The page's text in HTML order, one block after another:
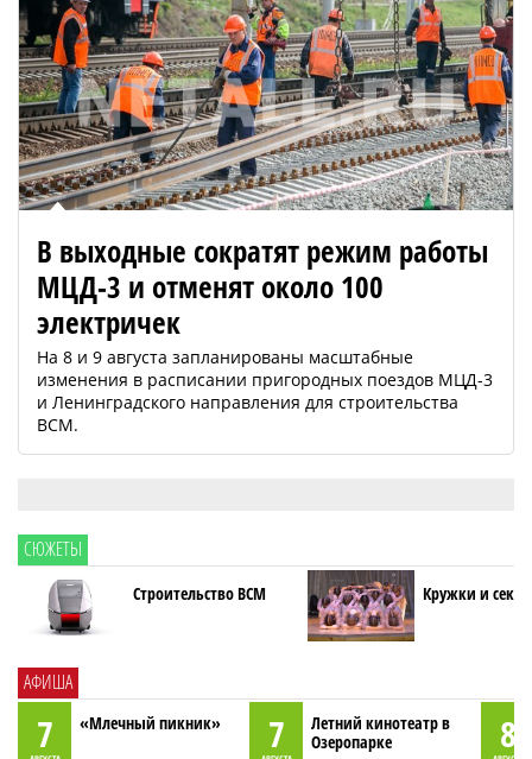
В выходные сократят режим работы
МЦД-3 и отменят около 100
электричек
На 8 и 9 августа запланированы масштабные
изменения в расписании пригородных поездов МЦД-3
и Ленинградского направления для строительства
ВСМ.
СЮЖЕТЫ
Строительство ВСМ Кружки и
АФИША
7 «Млечный пикник» 7
Летний кинотеатр в
Озеропарке
8